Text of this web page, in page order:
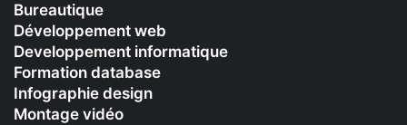
Bureautique
Développement web
Developpement informatique
Formation database
Infographie design
Montage vidéo